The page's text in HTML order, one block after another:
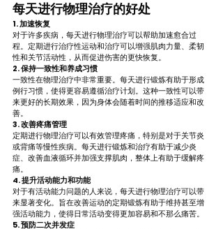
每天进行物理治疗的好处
1. 加速恢复
对于许多疾病，每天进行物理治疗可以帮助加速愈合过
程。定期进行治疗性运动和治疗可以增强肌肉力量、柔韧
性和关节活动性，从而促进伤害的更快恢复。
2. 保持一致性和养成习惯
一致性在物理治疗中非常重要。每天进行锻炼有助于形成
例行习惯，使得更容易遵循治疗计划。这种一致性可以带
来更好的长期效果，因为身体会随着时间的推移适应和改
善。
3. 改善疼痛管理
定期进行物理治疗可以有效管理疼痛，特别是对于关节炎
或背痛等慢性疾病。每天进行锻炼和治疗有助于减少炎
症、改善血液循环并加强支撑肌肉，整体上有助于缓解疼
痛。
4. 提升活动能力和功能
对于有活动能力问题的人来说，每天进行物理治疗可以带
来显著变化。旨在改善运动的定期锻炼有助于维持甚至增
强活动能力，使得日常活动变得更加容易和不那么痛苦。
5. 预防二次并发症